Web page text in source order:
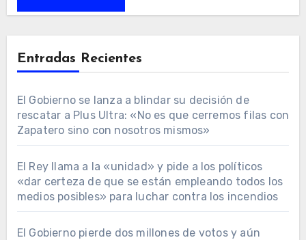
Entradas Recientes
El Gobierno se lanza a blindar su decisión de
rescatar a Plus Ultra: «No es que cerremos filas con
Zapatero sino con nosotros mismos»
El Rey llama a la «unidad» y pide a los políticos
«dar certeza de que se están empleando todos los
medios posibles» para luchar contra los incendios
El Gobierno pierde dos millones de votos y aún